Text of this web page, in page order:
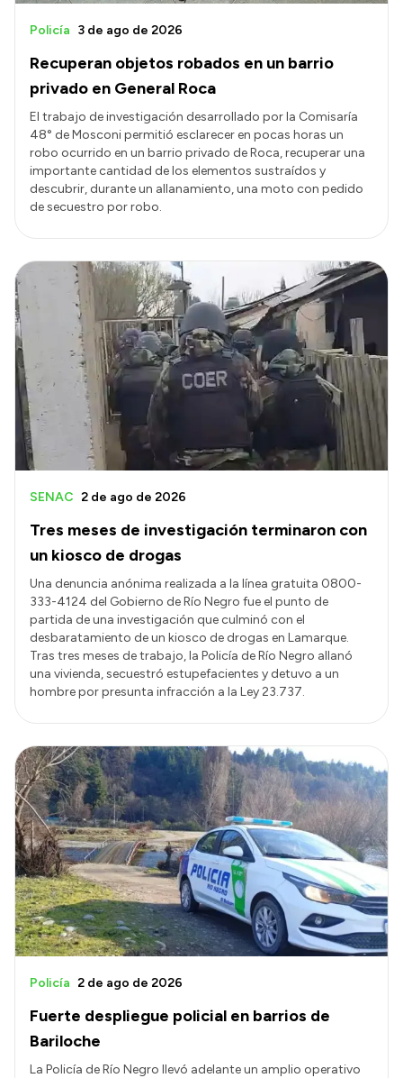
Recuperan objetos robados en un barrio
privado en General Roca
Policía 3 de ago de 2026
El trabajo de investigación desarrollado por la Comisaría
48° de Mosconi permitió esclarecer en pocas horas un
robo ocurrido en un barrio privado de Roca, recuperar una
importante cantidad de los elementos sustraídos y
descubrir, durante un allanamiento, una moto con pedido
de secuestro por robo.
Tres meses de investigación terminaron con
un kiosco de drogas
SENAC 2 de ago de 2026
Una denuncia anónima realizada a la línea gratuita 0800-
333-4124 del Gobierno de Río Negro fue el punto de
partida de una investigación que culminó con el
desbaratamiento de un kiosco de drogas en Lamarque.
Tras tres meses de trabajo, la Policía de Río Negro allanó
una vivienda, secuestró estupefacientes y detuvo a un
hombre por presunta infracción a la Ley 23.737.
Fuerte despliegue policial en barrios de
Bariloche
Policía 2 de ago de 2026
La Policía de Río Negro llevó adelante un amplio operativo